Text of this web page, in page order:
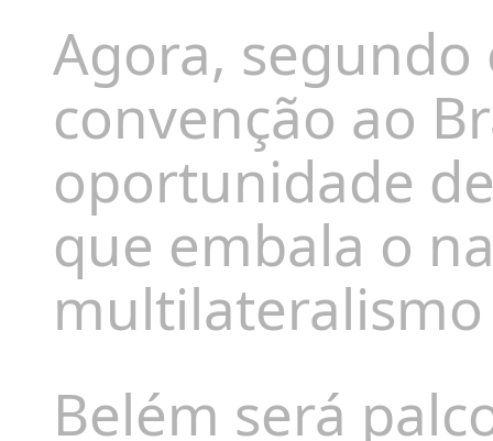
Agora,
convenção ao
oportunidade
que embala o
Belém será